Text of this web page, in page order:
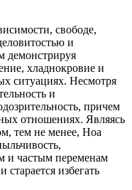
свободе,
и
демонстрируя
хладнокровие и
ситуациях. Несмотря
и
причем
отношениях. Являясь
тем не менее, Ноа
и частым переменам
старается избегать